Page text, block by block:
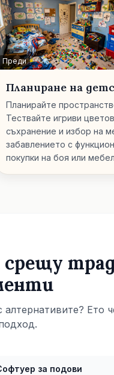
Преди
Планиране на
Планирайте
Тествайте игриви
съхранение и избор на
забавлението с
покупки на боя или
срещу
Ето
за подови